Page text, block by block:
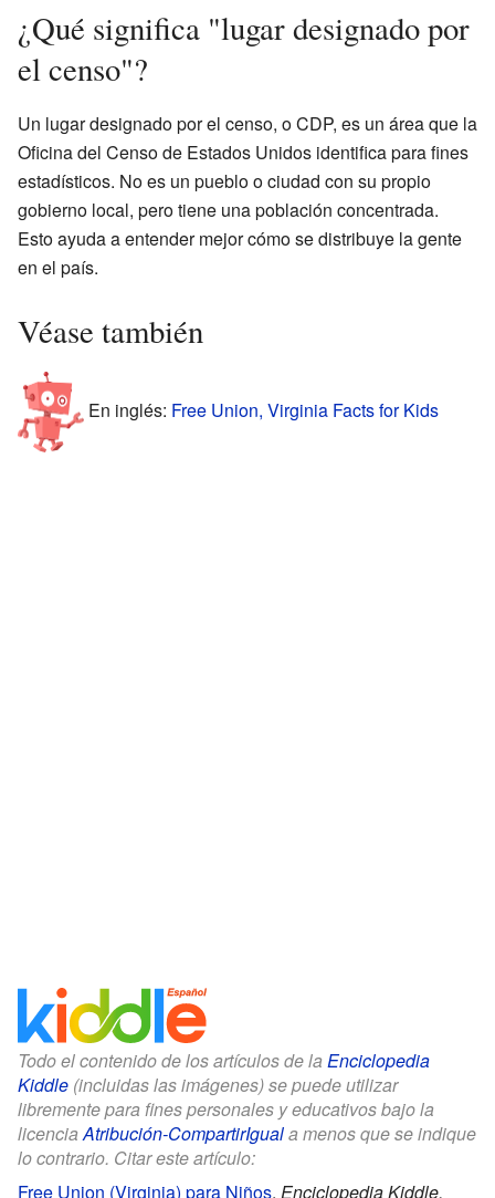
¿Qué significa "lugar designado por
el censo"?
Un lugar designado por el censo, o CDP, es un área que la
Oficina del Censo de Estados Unidos identifica para fines
estadísticos. No es un pueblo o ciudad con su propio
gobierno local, pero tiene una población concentrada.
Esto ayuda a entender mejor cómo se distribuye la gente
en el país.
Véase también
En inglés: Free Union, Virginia Facts for Kids
Todo el contenido de los artículos de la Enciclopedia
Kiddle (incluidas las imágenes) se puede utilizar
libremente para fines personales y educativos bajo la
licenciaAtribución-CompartirIguala menos que se indique
lo contrario. Citar este artículo:
Free Union (Virginia) para Niños. Enciclopedia Kiddle.